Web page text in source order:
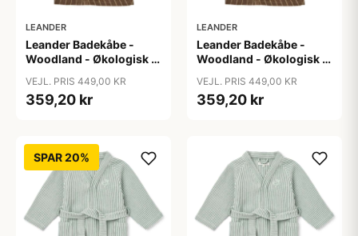
LEANDER
Leander Badekåbe -
Woodland - Økologisk -
VEJL. PRIS 449,00 KR
359,20 kr
LEANDER
Leander Badekåbe -
Woodland - Økologisk -
VEJL. PRIS 449,00 KR
359,20 kr
SPAR 20%